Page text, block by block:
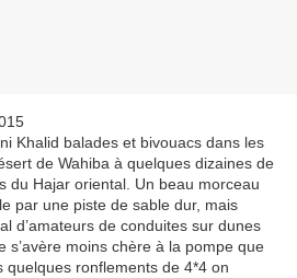
Khalid balades et bivouacs dans les
de Wahiba à quelques dizaines de
du Hajar oriental. Un beau morceau
par une piste de sable dur, mais
d’amateurs de conduites sur dunes
s’avère moins chère à la pompe que
ronflements de 4*4 on